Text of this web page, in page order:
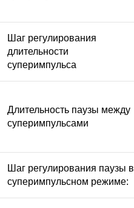
Шаг регулирования
длительности
суперимпульса
Длительность паузы между
суперимпульсами
Шаг регулирования паузы в
суперимпульсном режиме: